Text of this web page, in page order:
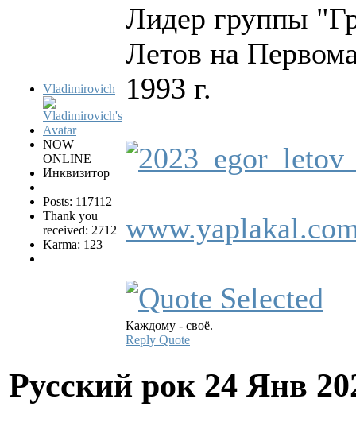
Vladimirovich
NOW
ONLINE
Инквизитор
Posts: 117112
Thank you
received: 2712
Karma: 123
Лидер группы
Летов на
1993 г.
Каждому - своё.
Reply Quote
Русский рок 24 Янв